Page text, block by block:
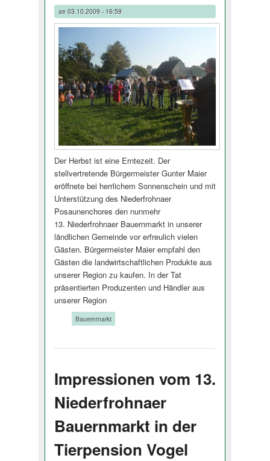
ae03.10.2009 - 16:59
Der Herbst ist eine Erntezeit. Der
stellvertretende Bürgermeister Gunter Maier
eröffnete bei herrlichem Sonnenschein und mit
Unterstützung des Niederfrohnaer
Posaunenchores den nunmehr
13. Niederfrohnaer Bauernmarkt in unserer
ländlichen Gemeinde vor erfreulich vielen
Gästen. Bürgermeister Maier empfahl den
Gästen die landwirtschaf­tlichen Produkte aus
unserer Region zu kaufen. In der Tat
präsentierten Produzenten und Händler aus
unserer Region
Bauernmarkt
Impressionen vom 13.
Niederfrohnaer
Bauernmarkt in der
Tierpension Vogel